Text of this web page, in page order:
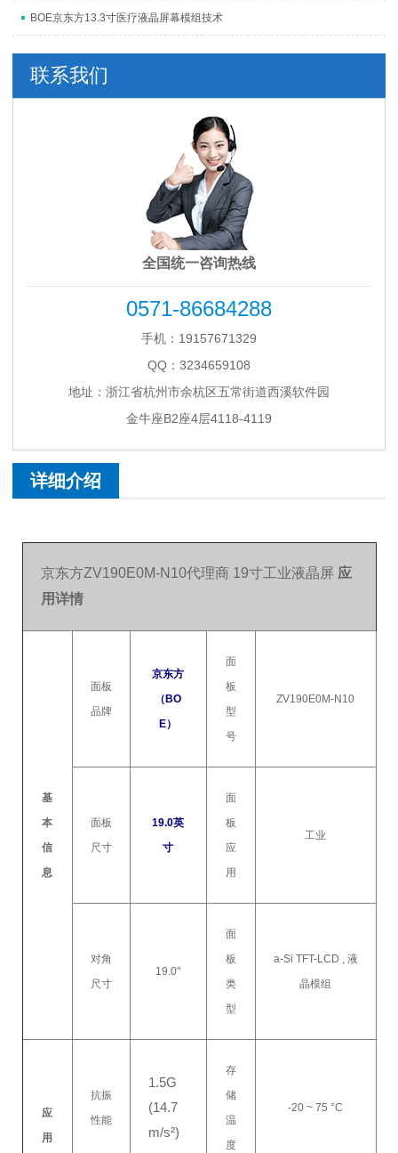
BOE京东方13.3寸医疗液晶屏幕模组技术
联系我们
全国统一咨询热线
0571-86684288
手机：19157671329
QQ：3234659108
地址：浙江省杭州市余杭区五常街道西溪软件园
金牛座B2座4层4118-4119
详细介绍
京东方ZV190E0M-N10代理商 19寸工业液晶屏应
用详情
基
本
信
息
面板
品牌
京东方
（BO
E）
面
板
型
号
ZV190E0M-N10
面板
尺寸
19.0英
寸
面
板
应
用
工业
对角
尺寸
19.0"
面
板
类
型
a-Si TFT-LCD , 液
晶模组
应
用
抗振
性能
1.5G
(14.7
m/s²)
存
储
温
度
-20 ~ 75 °C